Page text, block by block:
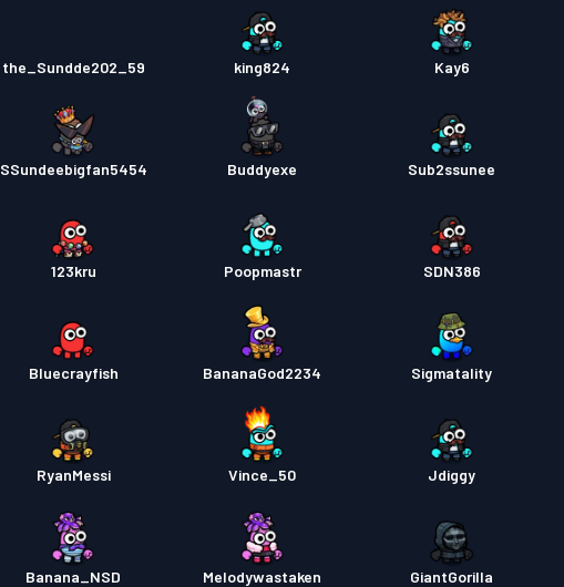
the_Sundde202_59 king824 Kay6
SSundeebigfan5454 Buddyexe Sub2ssunee
123kru Poopmastr SDN386
Bluecrayfish BananaGod2234 Sigmatality
RyanMessi Vince_50 Jdiggy
Banana_NSD Melodywastaken GiantGorilla